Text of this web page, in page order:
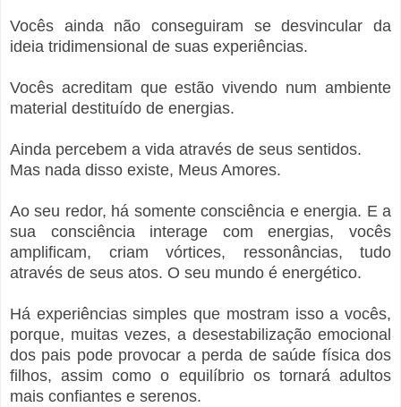
Vocês ainda não conseguiram se desvincular da
ideia tridimensional de suas experiências.
Vocês acreditam que estão vivendo num ambiente
material destituído de energias.
Ainda percebem a vida através de seus sentidos.
Mas nada disso existe, Meus Amores.
Ao seu redor, há somente consciência e energia. E a
sua consciência interage com energias, vocês
amplificam, criam vórtices, ressonâncias, tudo
através de seus atos. O seu mundo é energético.
Há experiências simples que mostram isso a vocês,
porque, muitas vezes, a desestabilização emocional
dos pais pode provocar a perda de saúde física dos
filhos, assim como o equilíbrio os tornará adultos
mais confiantes e serenos.